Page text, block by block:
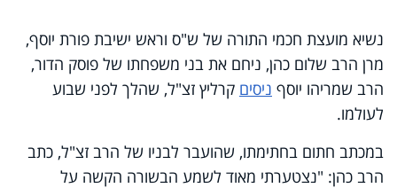
נשיא מועצת חכמי התורה של ש"ס וראש ישיבת פורת יוסף,
מרן הרב שלום כהן, ניחם את בני משפחתו של פוסק הדור,
הרב שמריהו יוסף ניסים קרליץ זצ"ל, שהלך לפני שבוע
לעולמו.
במכתב חתום בחתימתו, שהועבר לבניו של הרב זצ"ל, כתב
הרב כהן: "נצטערתי מאוד לשמע הבשורה הקשה על